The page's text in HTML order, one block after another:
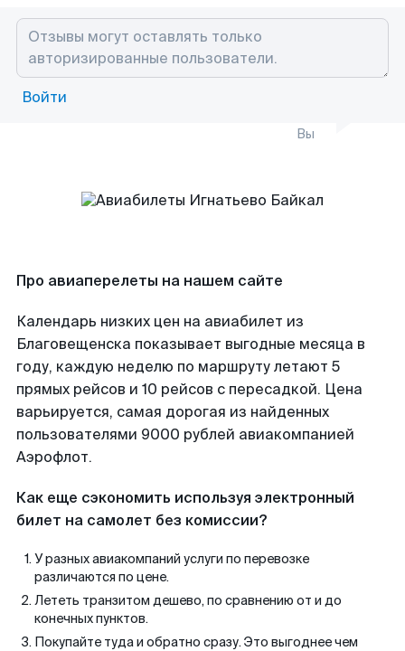
Войти
Вы
Про авиаперелеты на нашем сайте
Календарь низких цен на авиабилет из
Благовещенска показывает выгодные месяца в
году, каждую неделю по маршруту летают 5
прямых рейсов и 10 рейсов с пересадкой. Цена
варьируется, самая дорогая из найденных
пользователями 9000 рублей авиакомпанией
Аэрофлот.
Как еще сэкономить используя электронный
билет на самолет без комиссии?
У разных авиакомпаний услуги по перевозке
различаются по цене.
Лететь транзитом дешево, по сравнению от и до
конечных пунктов.
Покупайте туда и обратно сразу. Это выгоднее чем